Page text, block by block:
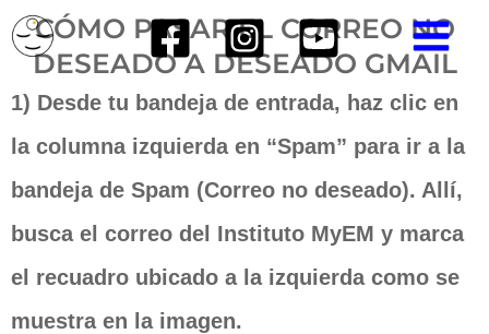
contenido
MAIN
CÓMO PASAR EL CORREO NO
DESEADO A DESEADO GMAIL
1) Desde tu bandeja de entrada, haz clic en
la columna izquierda en “Spam” para ir a la
bandeja de Spam (Correo no deseado). Allí,
busca el correo del Instituto MyEM y marca
el recuadro ubicado a la izquierda como se
muestra en la imagen.